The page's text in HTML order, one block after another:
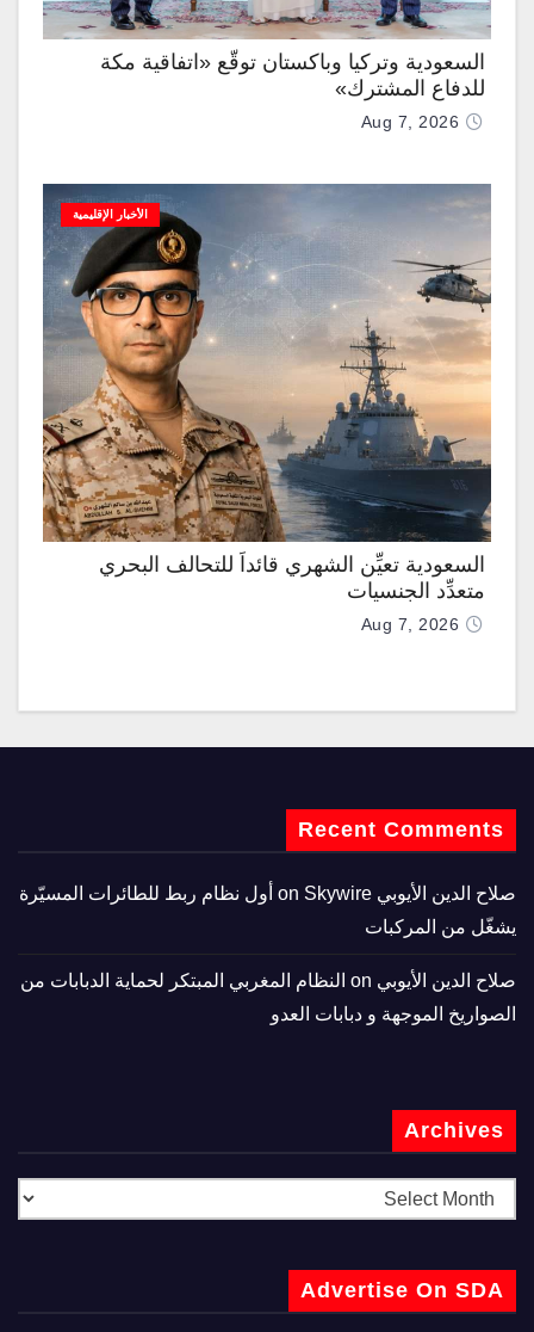
السعودية وتركيا وباكستان توقّع «اتفاقية مكة
للدفاع المشترك»
Aug 7, 2026
الأخبار الإقليمية
السعودية تعيِّن الشهري قائداً للتحالف البحري
متعدِّد الجنسيات
Aug 7, 2026
Recent Comments
صلاح الدين الأيوبي
Skywire أول نظام ربط للطائرات المسيّرة
يشغّل من المركبات
صلاح الدين الأيوبي
النظام المغربي المبتكر لحماية الدبابات من
الصواريخ الموجهة و دبابات العدو
Archives
Advertise On SDA